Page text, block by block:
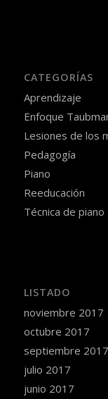
CATEGORÍAS
Aprendizaje
Enfoque
Lesiones de los
Pedagogía
Piano
Reeducación
Técnica de piano
LISTADO
noviembre 2017
octubre 2017
septiembre 2017
julio 2017
junio 2017